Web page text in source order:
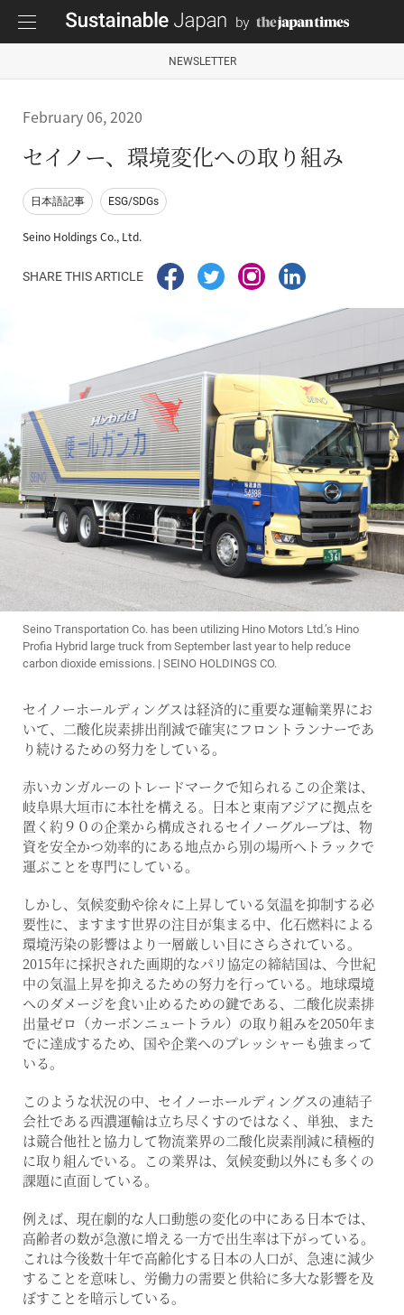
NEWSLETTER
February 06, 2020
セイノー、環境変化への取り組み
日本語記事 ESG/SDGs
Seino Holdings Co., Ltd.
SHARE THIS ARTICLE
Seino Transportation Co. has been utilizing Hino Motors Ltd.’s Hino
Profia Hybrid large truck from September last year to help reduce
carbon dioxide emissions. | SEINO HOLDINGS CO.
セイノーホールディングスは経済的に重要な運輸業界にお
いて、二酸化炭素排出削減で確実にフロントランナーであ
り続けるための努力をしている。
赤いカンガルーのトレードマークで知られるこの企業は、
岐阜県大垣市に本社を構える。日本と東南アジアに拠点を
置く約９０の企業から構成されるセイノーグループは、物
資を安全かつ効率的にある地点から別の場所へトラックで
運ぶことを専門にしている。
しかし、気候変動や徐々に上昇している気温を抑制する必
要性に、ますます世界の注目が集まる中、化石燃料による
環境汚染の影響はより一層厳しい目にさらされている。
2015年に採択された画期的なパリ協定の締結国は、今世紀
中の気温上昇を抑えるための努力を行っている。地球環境
へのダメージを食い止めるための鍵である、二酸化炭素排
出量ゼロ（カーボンニュートラル）の取り組みを2050年ま
でに達成するため、国や企業へのプレッシャーも強まって
いる。
このような状況の中、セイノーホールディングスの連結子
会社である西濃運輸は立ち尽くすのではなく、単独、また
は競合他社と協力して物流業界の二酸化炭素削減に積極的
に取り組んでいる。この業界は、気候変動以外にも多くの
課題に直面している。
例えば、現在劇的な人口動態の変化の中にある日本では、
高齢者の数が急激に増える一方で出生率は下がっている。
これは今後数十年で高齢化する日本の人口が、急速に減少
することを意味し、労働力の需要と供給に多大な影響を及
ぼすことを暗示している。